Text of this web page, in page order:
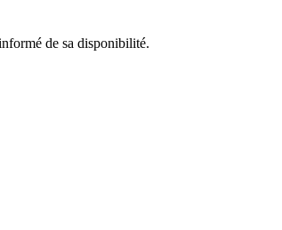
de sa disponibilité.